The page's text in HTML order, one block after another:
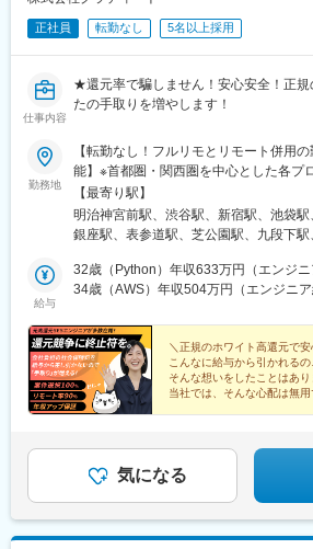
正社員 転勤なし 5名以上採用
仕事内容
★還元率で騙しません！安心安全！正規
たの手取りを増やします！
勤務地
【転勤なし！フルリモとリモート併用
能】※首都圏・関西圏を中心とした各プ
ト案件にてご活躍いただきます。（転居
ん）【理想の働き方がここに。】◆完全
の併用を組み合わせて柔軟に働きたい
切にしたい！■本社東京都渋谷区神宮前
セス：「渋谷駅」「明治神宮前駅」より
【最寄り駅】
明治神宮前駅、渋谷駅、新宿駅、池袋
銀座駅、表参道駅、芝公園駅、九段下駅
駅(東京都)、南阿佐ケ谷駅、王子駅、荒
馬駅、梅島駅、京成立石駅、新小岩駅、
ケ丘駅、調布駅、田無駅、西八王子駅、
米川駅、上北台駅、日野駅(東京都)、府
田駅、武蔵境駅、馬車道駅、京急川崎駅
駅、平塚駅、鎌倉駅、藤沢駅、風祭駅、
駅、三崎口駅、秦野駅、本厚木駅、鶴
(総武線)、大神宮下駅、松戸駅、愛宕駅
成津田沼駅、柏駅、上総村上駅、流山
子駅、新鎌ケ谷駅、新浦安駅、四街道
給与
32歳（Python）年収633万円（エンジニ
34歳（AWS）年収504万円（エンジニア
＼正規のホワイト高還元で安
こんなに給与から引かれる
そんな想いをしたことはあり
当社では、そんな心配は無用
気になる